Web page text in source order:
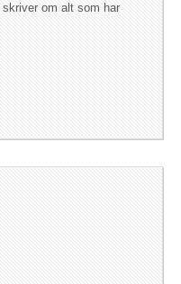
om alt som har